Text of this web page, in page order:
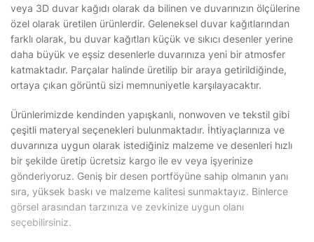
veya 3D duvar kağıdı olarak da bilinen ve duvarınızın ölçülerine
özel olarak üretilen ürünlerdir. Geleneksel duvar kağıtlarından
farklı olarak, bu duvar kağıtları küçük ve sıkıcı desenler yerine
daha büyük ve eşsiz desenlerle duvarınıza yeni bir atmosfer
katmaktadır. Parçalar halinde üretilip bir araya getirildiğinde,
ortaya çıkan görüntü sizi memnuniyetle karşılayacaktır.
Ürünlerimizde kendinden yapışkanlı, nonwoven ve tekstil gibi
çeşitli materyal seçenekleri bulunmaktadır. İhtiyaçlarınıza ve
duvarınıza uygun olarak istediğiniz malzeme ve desenleri hızlı
bir şekilde üretip ücretsiz kargo ile ev veya işyerinize
gönderiyoruz. Geniş bir desen portföyüne sahip olmanın yanı
sıra, yüksek baskı ve malzeme kalitesi sunmaktayız. Binlerce
görsel arasından tarzınıza ve zevkinize uygun olanı
seçebilirsiniz.